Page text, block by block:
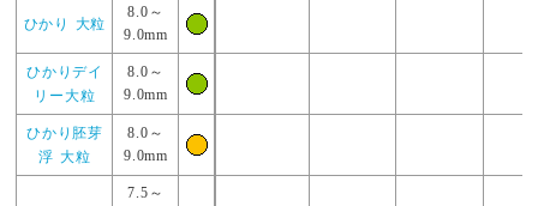
ひかり 大粒
8.0～
9.0mm
ひかりデイ
リー大粒
8.0～
9.0mm
ひかり胚芽
浮 大粒
8.0～
9.0mm
7.5～